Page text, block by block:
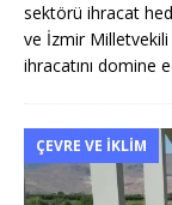
sektörü ihracat
ve İzmir
ihracatını domine
ÇEVRE VE İKLIM